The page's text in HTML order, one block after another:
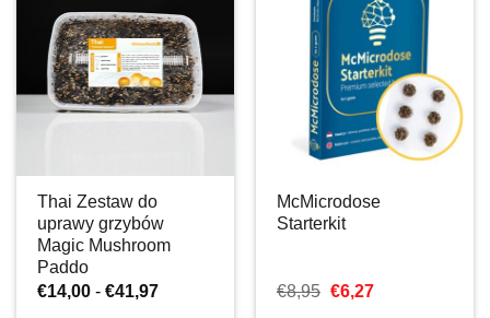
Thai Zestaw do
uprawy grzybów
Magic Mushroom
Paddo
€14,00 - €41,97Zakres
McMicrodose
Starterkit
€8,95 Pierwotna
€6,27Aktualna